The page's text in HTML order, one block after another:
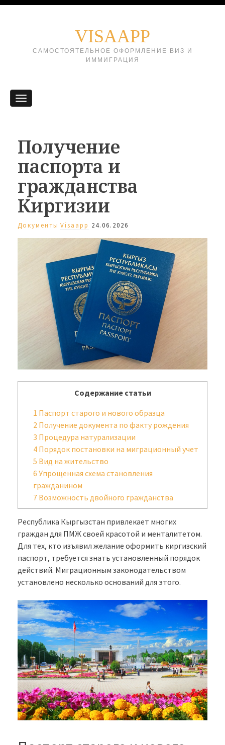
VISAAPP
САМОСТОЯТЕЛЬНОЕ ОФОРМЛЕНИЕ ВИЗ И
ИММИГРАЦИЯ
Получение
паспорта и
гражданства
Киргизии
Документы Visaapp 24.06.2026
Содержание статьи
1 Паспорт старого и нового образца
2 Получение документа по факту рождения
3 Процедура натурализации
4 Порядок постановки на миграционный учет
5 Вид на жительство
6 Упрощенная схема становления
гражданином
7 Возможность двойного гражданства
Республика Кыргызстан привлекает многих
граждан для ПМЖ своей красотой и менталитетом.
Для тех, кто изъявил желание оформить киргизский
паспорт, требуется знать установленный порядок
действий. Миграционным законодательством
установлено несколько оснований для этого.